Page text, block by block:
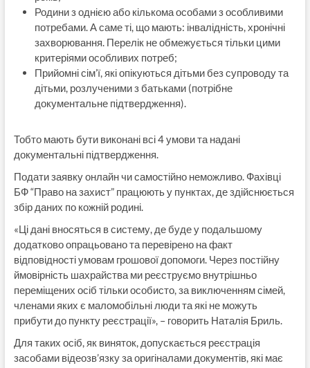
Родини з однією або кількома особами з особливими
потребами. А саме ті, що мають: інвалідність, хронічні
захворювання. Перелік не обмежується тільки цими
критеріями особливих потреб;
Прийомні сім’ї, які опікуються дітьми без супроводу та
дітьми, розлученими з батьками (потрібне
документальне підтвердження).
Тобто мають бути виконані всі 4 умови та надані
документальні підтвердження.
Подати заявку онлайн чи самостійно неможливо. Фахівці
БФ “Право на захист” працюють у пунктах, де здійснюється
збір даних по кожній родині.
«Ці дані вносяться в систему, де буде у подальшому
додатково опрацьовано та перевірено на факт
відповідності умовам грошової допомоги. Через постійну
ймовірність шахрайства ми реєструємо внутрішньо
переміщених осіб тільки особисто, за виключенням сімей,
членами яких є маломобільні люди та які не можуть
прибути до пункту реєстрації», – говорить Наталія Бриль.
Для таких осіб, як виняток, допускається реєстрація
засобами відеозв’язку за оригіналами документів, які має